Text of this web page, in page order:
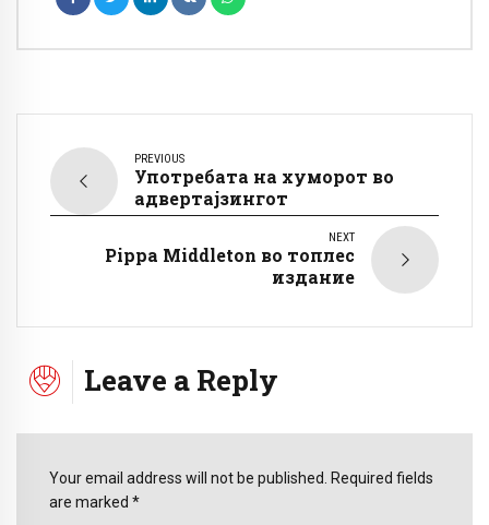
PREVIOUS
Употребата на хуморот во
адвертајзингот
NEXT
Pippa Middleton во топлес
издание
Leave a Reply
Your email address will not be published. Required fields
are marked *